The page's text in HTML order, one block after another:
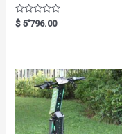
R
a
o
u
t
o
f
$ 5'796.00